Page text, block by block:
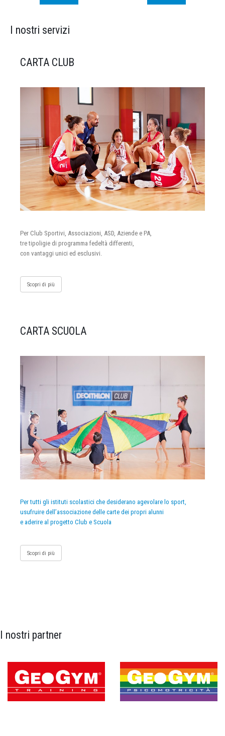
I nostri servizi
CARTA CLUB
Per Club Sportivi, Associazioni, ASD, Aziende e PA,
tre tipoligie di programma fedeltà differenti,
con vantaggi unici ed esclusivi.
Scopri di più
CARTA SCUOLA
Per tutti gli istituti scolastici che desiderano agevolare lo sport,
usufruire dell’associazione delle carte dei propri alunni
e aderire al progetto Club e Scuola
Scopri di più
I nostri partner